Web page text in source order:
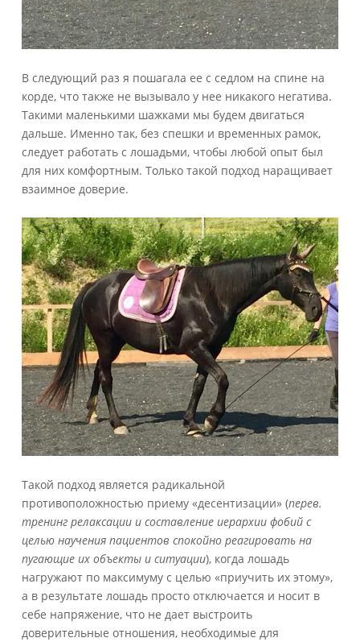
В следующий раз я пошагала ее с седлом на спине на
корде, что также не вызывало у нее никакого негатива.
Такими маленькими шажками мы будем двигаться
дальше. Именно так, без спешки и временных рамок,
следует работать с лошадьми, чтобы любой опыт был
для них комфортным. Только такой подход наращивает
взаимное доверие.
Такой подход является радикальной
противоположностью приему «десентизации» (перев.
тренинг релаксации и составление иерархии фобий с
целью научения пациентов спокойно реагировать на
пугающие их объекты и ситуации), когда лошадь
нагружают по максимуму с целью «приучить их этому»,
а в результате лошадь просто отключается и носит в
себе напряжение, что не дает выстроить
доверительные отношения, необходимые для